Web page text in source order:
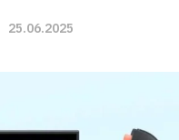
25.06.2025